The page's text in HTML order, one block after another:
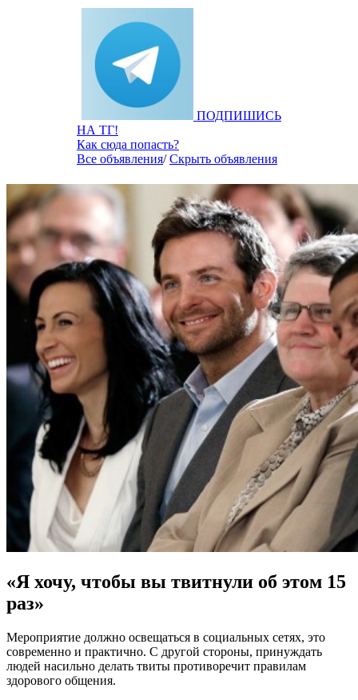
ПОДПИШИСЬ
НА ТГ!
Как сюда попасть?
Все объявления/Скрыть объявления
«Я хочу, чтобы вы твитнули об этом 15
раз»
Мероприятие должно освещаться в социальных сетях, это
современно и практично. С другой стороны, принуждать
людей насильно делать твиты противоречит правилам
здорового общения.